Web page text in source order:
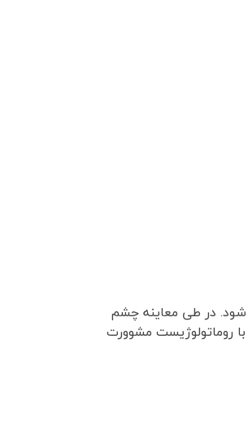
شود. در طی معاینه چشم
مشوورت